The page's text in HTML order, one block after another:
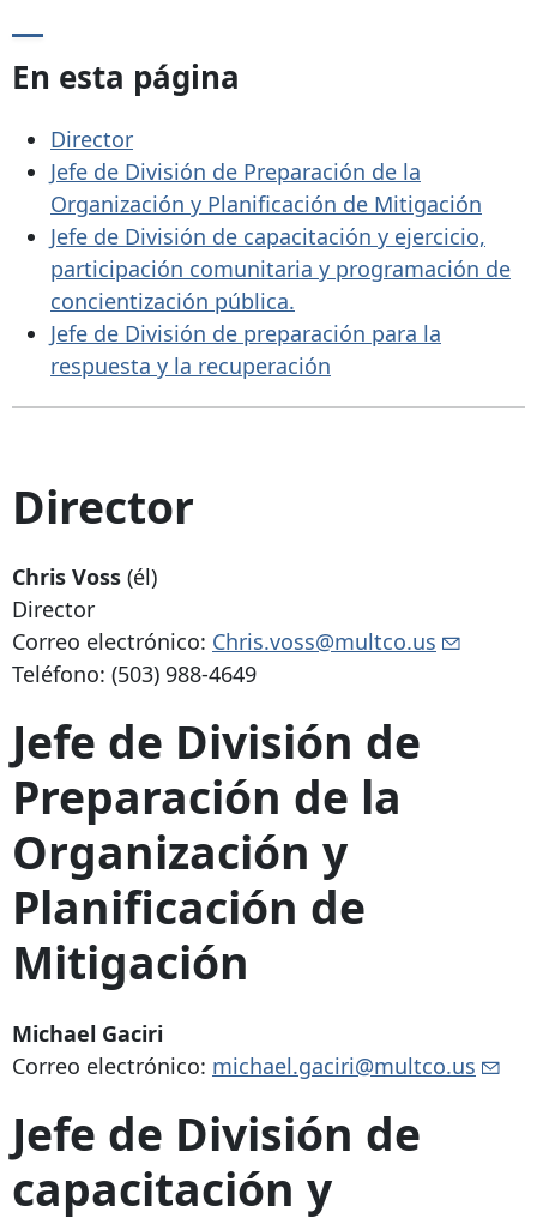
En esta página
Director
Jefe de División de Preparación de la
Organización y Planificación de Mitigación
Jefe de División de capacitación y ejercicio,
participación comunitaria y programación de
concientización pública.
Jefe de División de preparación para la
respuesta y la recuperación
Director
Chris Voss (él)
Director
Correo electrónico: Chris.voss@multco.us
Teléfono: (503) 988-4649
Jefe de División de
Preparación de la
Organización y
Planificación de
Mitigación
Michael Gaciri
Correo electrónico: michael.gaciri@multco.us
Jefe de División de
capacitación y